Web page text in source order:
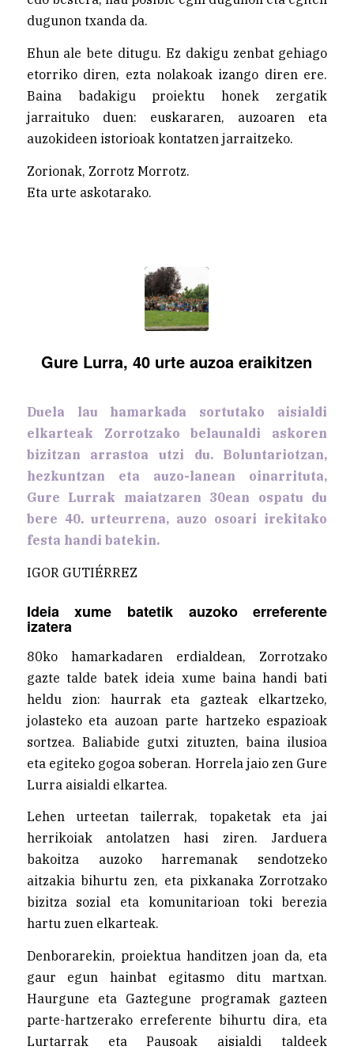
dugunon txanda da.
Ehun ale bete ditugu. Ez dakigu zenbat gehiago
etorriko diren, ezta nolakoak izango diren ere.
Baina badakigu proiektu honek zergatik
jarraituko duen: euskararen, auzoaren eta
auzokideen istorioak kontatzen jarraitzeko.
Zorionak, Zorrotz Morrotz.
Eta urte askotarako.
Gure Lurra, 40 urte auzoa eraikitzen
Duela lau hamarkada sortutako aisialdi
elkarteak Zorrotzako belaunaldi askoren
bizitzan arrastoa utzi du. Boluntariotzan,
hezkuntzan eta auzo-lanean oinarrituta,
Gure Lurrak maiatzaren 30ean ospatu du
bere 40. urteurrena, auzo osoari irekitako
festa handi batekin.
IGOR GUTIÉRREZ
Ideia xume batetik auzoko erreferente
izatera
80ko hamarkadaren erdialdean, Zorrotzako
gazte talde batek ideia xume baina handi bati
heldu zion: haurrak eta gazteak elkartzeko,
jolasteko eta auzoan parte hartzeko espazioak
sortzea. Baliabide gutxi zituzten, baina ilusioa
eta egiteko gogoa soberan. Horrela jaio zen Gure
Lurra aisialdi elkartea.
Lehen urteetan tailerrak, topaketak eta jai
herrikoiak antolatzen hasi ziren. Jarduera
bakoitza auzoko harremanak sendotzeko
aitzakia bihurtu zen, eta pixkanaka Zorrotzako
bizitza sozial eta komunitarioan toki berezia
hartu zuen elkarteak.
Denborarekin, proiektua handitzen joan da, eta
gaur egun hainbat egitasmo ditu martxan.
Haurgune eta Gaztegune programak gazteen
parte-hartzerako erreferente bihurtu dira, eta
Lurtarrak eta Pausoak aisialdi taldeek